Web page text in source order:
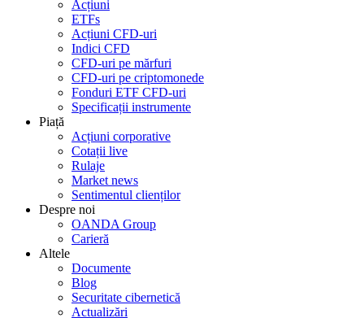
Acțiuni
ETFs
Acțiuni CFD-uri
Indici CFD
CFD-uri pe mărfuri
CFD-uri pe criptomonede
Fonduri ETF CFD-uri
Specificații instrumente
Piață
Acțiuni corporative
Cotații live
Rulaje
Market news
Sentimentul clienților
Despre noi
OANDA Group
Carieră
Altele
Documente
Blog
Securitate cibernetică
Actualizări